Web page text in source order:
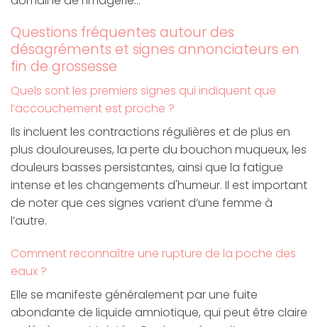
Questions fréquentes autour des
désagréments et signes annonciateurs en
fin de grossesse
Quels sont les premiers signes qui indiquent que
l’accouchement est proche ?
Ils incluent les contractions régulières et de plus en
plus douloureuses, la perte du bouchon muqueux, les
douleurs basses persistantes, ainsi que la fatigue
intense et les changements d'humeur. Il est important
de noter que ces signes varient d’une femme à
l’autre.
Comment reconnaître une rupture de la poche des
eaux ?
Elle se manifeste généralement par une fuite
abondante de liquide amniotique, qui peut être claire